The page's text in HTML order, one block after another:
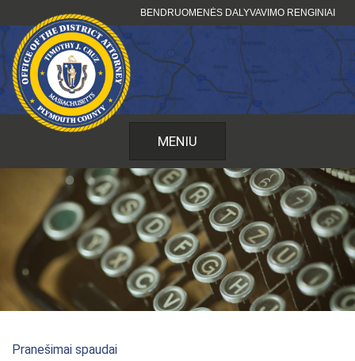
prie
turinio
BENDRUOMENĖS DALYVAVIMO RENGINIAI
MENIU
Pranešimai spaudai